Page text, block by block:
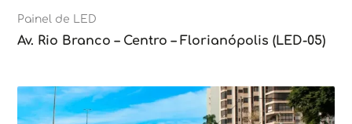
Painel de LED
Av. Rio Branco – Centro – Florianópolis (LED-05)